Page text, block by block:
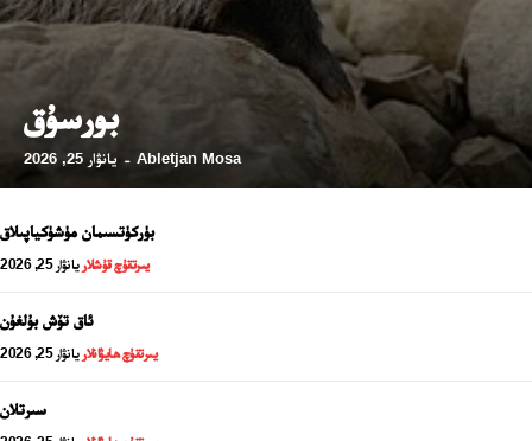
24 سائەت ئەزالىق پىلانى
بورسۇق
Abletjan Mosa
- يانۋار 25, 2026
بۈركۈتسىمان مۈشۈكياپىلاق
يىرتقۇچ قۇشلار يانۋار 25, 2026
ئاق تۆش بۇلغۇن
يىرتقۇچ ھايۋانلار يانۋار 25, 2026
سىرتلان